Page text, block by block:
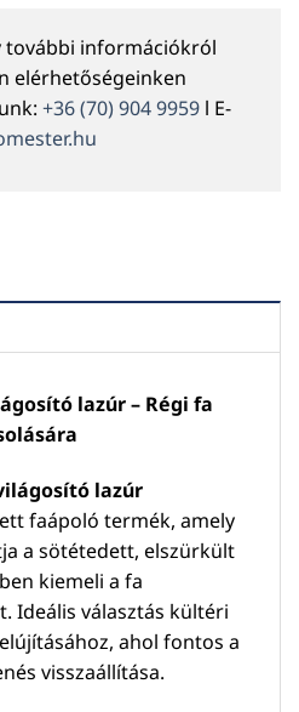
további információkról
elérhetőségeinken
+36 (70) 904 9959 l E-
lazúr – Régi fa
lazúr
faápoló termék, amely
a sötétedett, elszürkült
kiemeli a fa
Ideális választás kültéri
ahol fontos a
visszaállítása.